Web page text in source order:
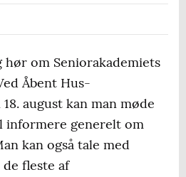
hør om Seniorakademiets
Åbent Hus-
august kan man møde
informere generelt om
kan også tale med
fleste af